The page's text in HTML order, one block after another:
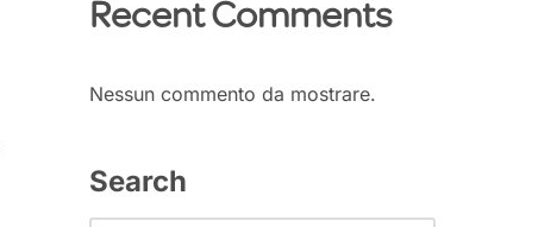
Recent Comments
Nessun commento da mostrare.
Search